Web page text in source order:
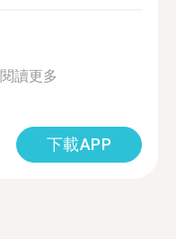
閱讀更多
下載APP